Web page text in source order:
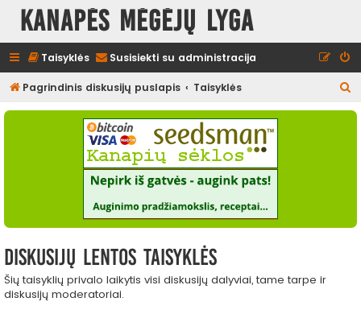
Kanapės mėgėjų lyga
Taisyklės Susisiekti su administracija
Pagrindinis diskusijų puslapis Taisyklės
e
Diskusijų lentos taisyklės
Šių taisyklių privalo laikytis visi diskusijų dalyviai, tame tarpe ir
diskusijų moderatoriai.